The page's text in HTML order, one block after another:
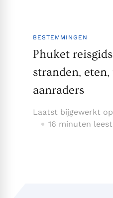
BESTEMMINGEN
Phuket
stranden,
aanraders
Laatst bijgewerkt op
16 minuten